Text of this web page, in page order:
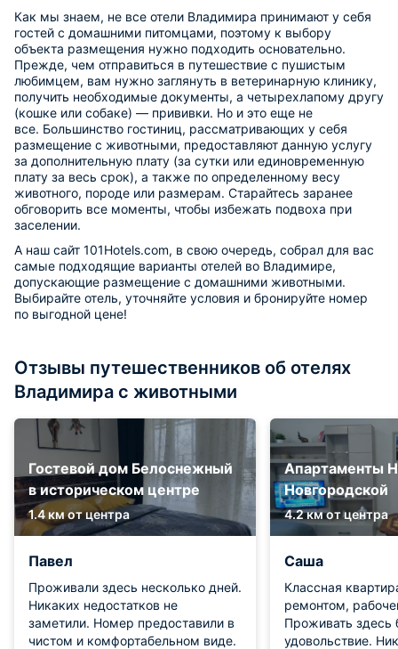
Как мы знаем, не все отели Владимира принимают у себя
гостей с домашними питомцами, поэтому к выбору
объекта размещения нужно подходить основательно.
Прежде, чем отправиться в путешествие с пушистым
любимцем, вам нужно заглянуть в ветеринарную клинику,
получить необходимые документы, а четырехлапому другу
(кошке или собаке) — прививки. Но и это еще не
все. Большинство гостиниц, рассматривающих у себя
размещение с животными, предоставляют данную услугу
за дополнительную плату (за сутки или единовременную
плату за весь срок), а также по определенному весу
животного, породе или размерам. Старайтесь заранее
обговорить все моменты, чтобы избежать подвоха при
заселении.
А наш сайт 101Hotels.com, в свою очередь, собрал для вас
самые подходящие варианты отелей во Владимире,
допускающие размещение с домашними животными.
Выбирайте отель, уточняйте условия и бронируйте номер
по выгодной цене!
Отзывы путешественников об отелях
Владимира с животными
Гостевой дом Белоснежный
в историческом центре
1.4 км от центра
Павел
Проживали здесь несколько дней.
Никаких недостатков не
заметили. Номер предоставили в
чистом и комфортабельном виде.
Апартаменты
Новгородской
4.2 км от центра
Саша
Классная
ремонтом,
Проживать здесь
удовольствие.